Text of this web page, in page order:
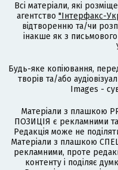
Всі матеріали, які
агентство "Інтерфакс-
відтворенню та/чи
інакше як з
Будь-яке копіювання,
творів та/або
Images -
Матеріали з плашкою
ПОЗИЦІЯ є рекламними
Редакція може не
Матеріали з плашкою
рекламними, проте
контенту і поділяє